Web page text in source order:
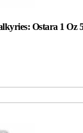
Ostara 1 Oz